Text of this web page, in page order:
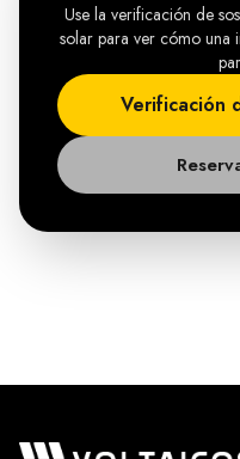
Use la verificación de
solar para ver cómo una
Verificación